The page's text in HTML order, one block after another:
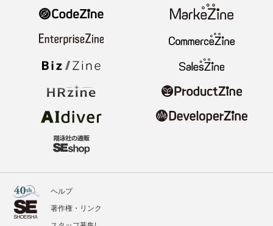
ヘルプ
著作権・リンク